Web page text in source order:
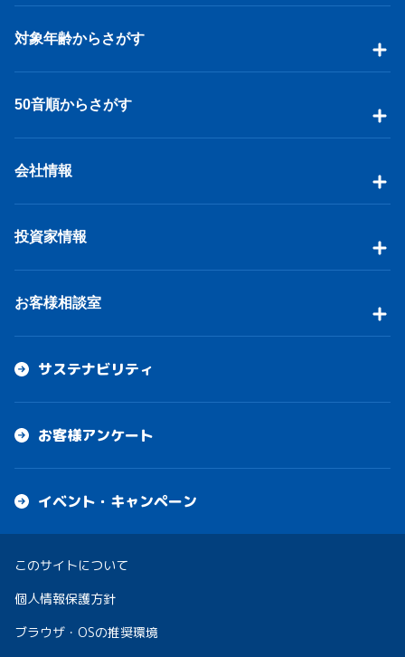
対象年齢からさがす
50音順からさがす
会社情報
投資家情報
お客様相談室
サステナビリティ
お客様アンケート
イベント・キャンペーン
このサイトについて
個人情報保護方針
ブラウザ・OSの推奨環境